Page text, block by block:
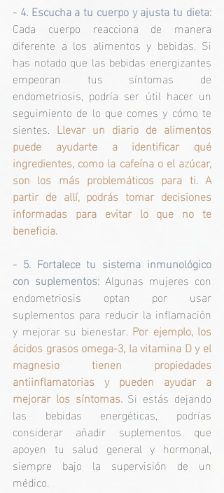
- 4. Escucha a tu cuerpo y ajusta tu dieta:
Cada cuerpo reacciona de manera
diferente a los alimentos y bebidas. Si
has notado que las bebidas energizantes
empeoran tus síntomas de
endometriosis, podría ser útil hacer un
seguimiento de lo que comes y cómo te
sientes. Llevar un diario de alimentos
puede ayudarte a identificar qué
ingredientes, como la cafeína o el azúcar,
son los más problemáticos para ti. A
partir de allí, podrás tomar decisiones
informadas para evitar lo que no te
beneficia.
- 5. Fortalece tu sistema inmunológico
con suplementos: Algunas mujeres con
endometriosis optan por usar
suplementos para reducir la inflamación
y mejorar su bienestar. Por ejemplo, los
ácidos grasos omega-3, la vitamina D y el
magnesio tienen propiedades
antiinflamatorias y pueden ayudar a
mejorar los síntomas. Si estás dejando
las bebidas energéticas, podrías
considerar añadir suplementos que
apoyen tu salud general y hormonal,
siempre bajo la supervisión de un
médico.